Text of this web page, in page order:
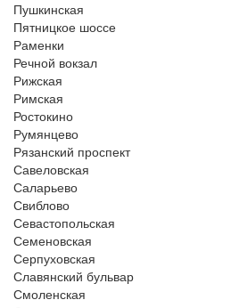
Пушкинская
Пятницкое шоссе
Раменки
Речной вокзал
Рижская
Римская
Ростокино
Румянцево
Рязанский проспект
Савеловская
Саларьево
Свиблово
Севастопольская
Семеновская
Серпуховская
Славянский бульвар
Смоленская